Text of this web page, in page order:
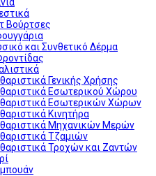
Βούρτσες
και Συνθετικό Δέρμα
Γενικής Χρήσης
Εσωτερικού Χώρου
Εσωτερικών Χώρων
Κινητήρα
Μηχανικών Μερών
Τζαμιών
Τροχών και Ζαντών